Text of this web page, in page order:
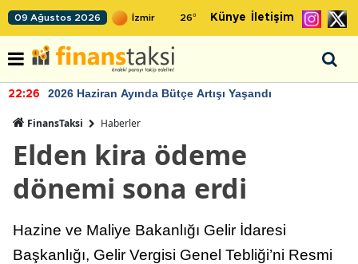
09 Ağustos 2026 26° Künye İletişim
22:26 2026 Haziran Ayında Bütçe Artışı Yaşandı
FinansTaksi Haberler
Elden kira ödeme
dönemi sona erdi
Hazine ve Maliye Bakanlığı Gelir İdaresi
Başkanlığı, Gelir Vergisi Genel Tebliği’ni Resmi